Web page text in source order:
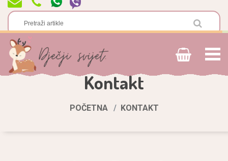
Kontakt
POČETNA KONTAKT